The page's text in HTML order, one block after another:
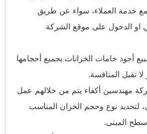
خدمة العملاء، سواء عن طريق
او الدخول على موقع الشركة
أجود خامات الخزانات بجميع أحجامها
لا تقبل المنافسة.
مهندسين أكفاء يتم من خلالهم عمل
لتحديد نوع وحجم الخزان المناسب
المبنى.